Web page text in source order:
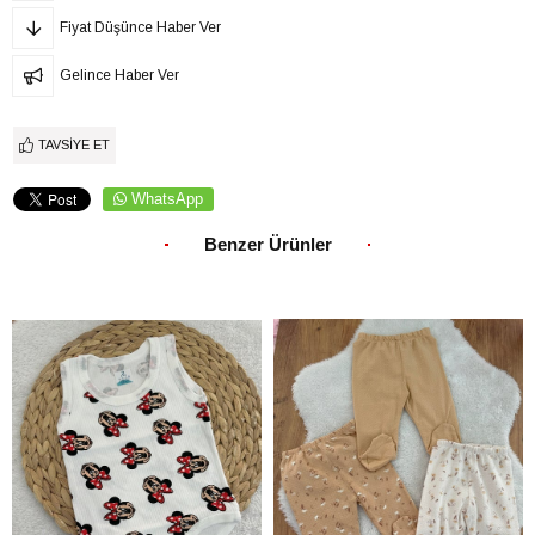
Fiyat Düşünce Haber Ver
Gelince Haber Ver
TAVSIYE ET
WhatsApp
Benzer Ürünler